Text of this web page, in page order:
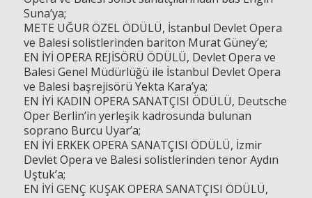
Suna’ya;
METE UĞUR ÖZEL ÖDÜLÜ, İstanbul Devlet Opera
ve Balesi solistlerinden bariton Murat Güney’e;
EN İYİ OPERA REJİSÖRÜ ÖDÜLÜ, Devlet Opera ve
Balesi Genel Müdürlüğü ile İstanbul Devlet Opera
ve Balesi başrejisörü Yekta Kara’ya;
EN İYİ KADIN OPERA SANATÇISI ÖDÜLÜ, Deutsche
Oper Berlin’in yerleşik kadrosunda bulunan
soprano Burcu Uyar’a;
EN İYİ ERKEK OPERA SANATÇISI ÖDÜLÜ, İzmir
Devlet Opera ve Balesi solistlerinden tenor Aydın
Uştuk’a;
EN İYİ GENÇ KUŞAK OPERA SANATÇISI ÖDÜLÜ,